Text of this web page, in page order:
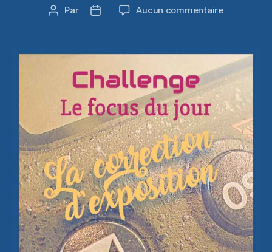
Auteur
Par
Date
Aucun commentairesur
Jour
–
correction